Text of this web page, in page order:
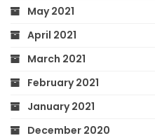
May 2021
April 2021
March 2021
February 2021
January 2021
December 2020